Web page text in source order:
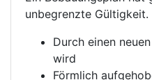
unbegrenzte
Durch einen
wird
Förmlich